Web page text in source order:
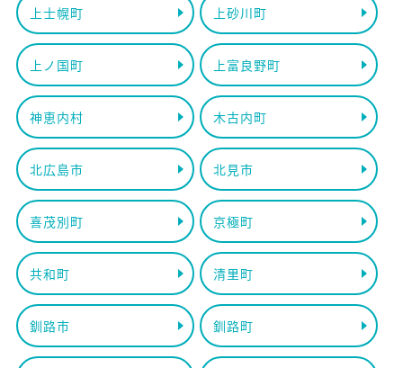
上士幌町 上砂川町
上ノ国町 上富良野町
神恵内村 木古内町
北広島市 北見市
喜茂別町 京極町
共和町 清里町
釧路市 釧路町